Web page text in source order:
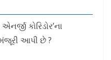
કોરિડોર’ના
આપી છે ?